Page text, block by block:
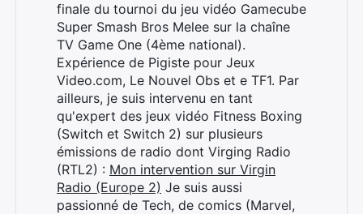
finale du tournoi du jeu vidéo Gamecube
Super Smash Bros Melee sur la chaîne
TV Game One (4ème national).
Expérience de Pigiste pour Jeux
Video.com, Le Nouvel Obs et e TF1. Par
ailleurs, je suis intervenu en tant
qu'expert des jeux vidéo Fitness Boxing
(Switch et Switch 2) sur plusieurs
émissions de radio dont Virging Radio
(RTL2) : Mon intervention sur Virgin
Radio (Europe 2) Je suis aussi
passionné de Tech, de comics (Marvel,